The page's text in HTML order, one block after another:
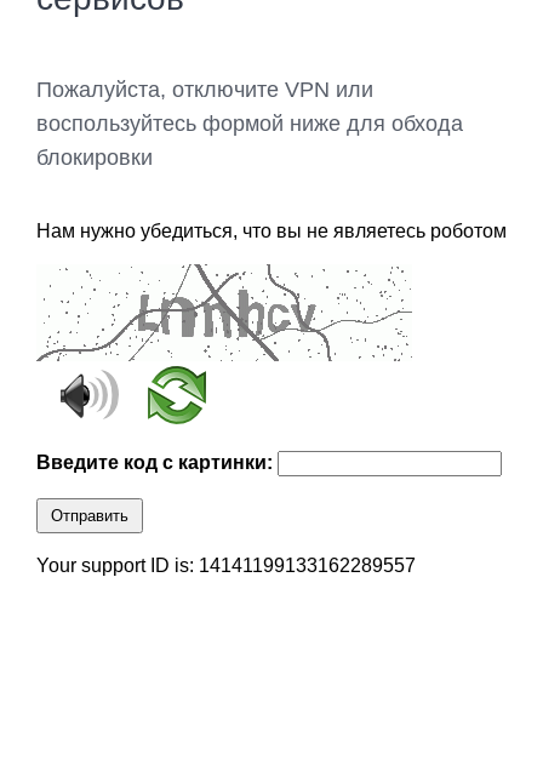
Пожалуйста, отключите VPN или
воспользуйтесь формой ниже для обхода
блокировки
Нам нужно убедиться, что вы не являетесь роботом
Введите код с картинки:
Отправить
Your support ID is: 14141199133162289557